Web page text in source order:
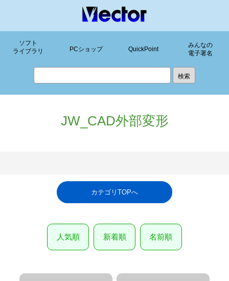
ソフト
ライブラリ
PCショップ QuickPoint
みんなの
電子署名
JW_CAD外部変形
カテゴリTOPへ
人気順 新着順 名前順